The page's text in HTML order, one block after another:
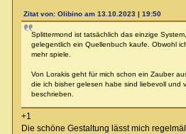
Zitat von: Olibino am 13.10.2023 | 19:50
Splittermond ist tatsächlich das einzige
gelegentlich ein Quellenbuch kaufe. Obwohl
mehr spiele.
Von Lorakis geht für mich schon ein Zauber
die ich bisher gelesen habe sind liebevoll und
beschrieben.
+1
Die schöne Gestaltung lässt mich